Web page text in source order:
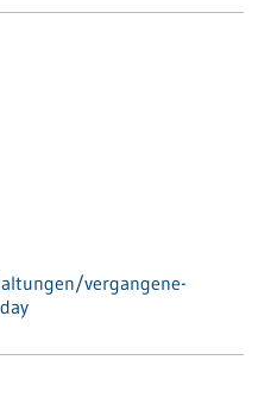
vergangene-